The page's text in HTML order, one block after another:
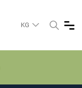
KG